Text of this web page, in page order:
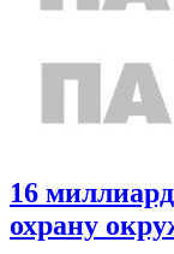
16
охрану